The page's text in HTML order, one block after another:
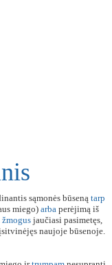
sąmonės būsenątarp
miego) arbaperėjimą iš
žmogusjaučiasi pasimetęs,
naujoje būsenoje.